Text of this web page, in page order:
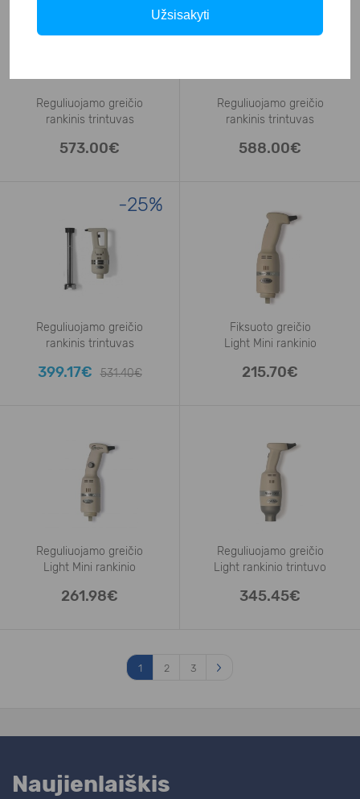
Reguliuojamo greičio
rankinis trintuvas
573.00€
Reguliuojamo greičio
rankinis trintuvas
588.00€
-25%
Reguliuojamo greičio
rankinis trintuvas
399.17€ 531.40€
Fiksuoto greičio
Light Mini rankinio
215.70€
Reguliuojamo greičio
Light Mini rankinio
261.98€
Reguliuojamo greičio
Light rankinio trintuvo
345.45€
1 2 3
Naujienlaiškis
Užsisakyti